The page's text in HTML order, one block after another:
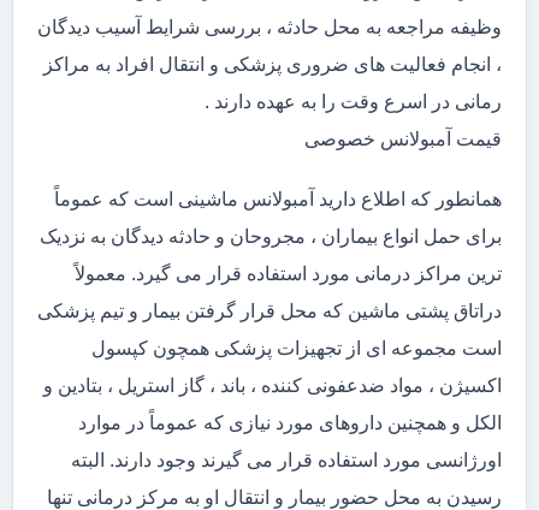
وظیفه مراجعه به محل حادثه ، بررسی شرایط آسیب دیدگان
، انجام فعالیت های ضروری پزشکی و انتقال افراد به مراکز
رمانی در اسرع وقت را به عهده دارند .
قیمت آمبولانس خصوصی
همانطور که اطلاع دارید آمبولانس ماشینی است که عموماً
برای حمل انواع بیماران ، مجروحان و حادثه دیدگان به نزدیک
ترین مراکز درمانی مورد استفاده قرار می گیرد. معمولاً
دراتاق پشتی ماشین که محل قرار گرفتن بیمار و تیم پزشکی
است مجموعه ای از تجهیزات پزشکی همچون کپسول
اکسیژن ، مواد ضدعفونی کننده ، باند ، گاز استریل ، بتادین و
الکل و همچنین داروهای مورد نیازی که عموماً در موارد
اورژانسی مورد استفاده قرار می گیرند وجود دارند. البته
رسیدن به محل حضور بیمار و انتقال او به مرکز درمانی تنها